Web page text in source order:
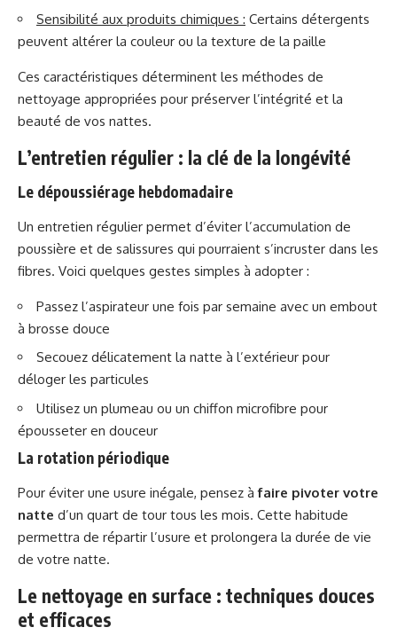
Sensibilité aux produits chimiques : Certains détergents
peuvent altérer la couleur ou la texture de la paille
Ces caractéristiques déterminent les méthodes de
nettoyage appropriées pour préserver l’intégrité et la
beauté de vos nattes.
L’entretien régulier : la clé de la longévité
Le dépoussiérage hebdomadaire
Un entretien régulier permet d’éviter l’accumulation de
poussière et de salissures qui pourraient s’incruster dans les
fibres. Voici quelques gestes simples à adopter :
Passez l’aspirateur une fois par semaine avec un embout
à brosse douce
Secouez délicatement la natte à l’extérieur pour
déloger les particules
Utilisez un plumeau ou un chiffon microfibre pour
épousseter en douceur
La rotation périodique
Pour éviter une usure inégale, pensez àfaire pivoter votre
natte d’un quart de tour tous les mois. Cette habitude
permettra de répartir l’usure et prolongera la durée de vie
de votre natte.
Le nettoyage en surface : techniques douces
et efficaces